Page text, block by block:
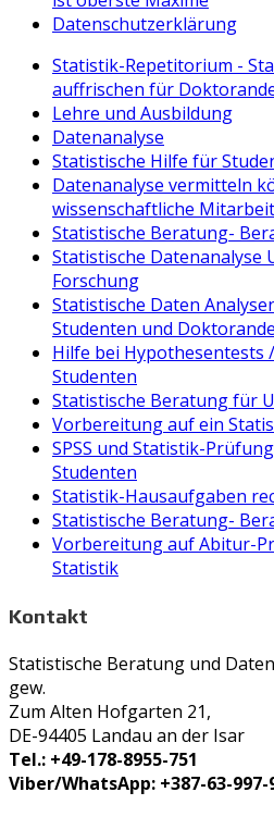
Datenschutzerklärung
Statistik-Repetitorium -
auffrischen für
Lehre und Ausbildung
Datenanalyse
Statistische Hilfe für
Datenanalyse vermitteln
wissenschaftliche
Statistische Beratung-
Statistische Datenanalyse
Forschung
Statistische Daten
Studenten und
Hilfe bei Hypothesentests
Studenten
Statistische Beratung für
Vorbereitung auf ein
SPSS und Statistik-
Studenten
Statistik-Hausaufgaben
Statistische Beratung-
Vorbereitung auf Abitur-
Statistik
Kontakt
Statistische Beratung und
gew.
Zum Alten Hofgarten 21,
DE-94405 Landau an der Isar
Tel.: +49-178-8955-751
Viber/WhatsApp: +387-63-997-